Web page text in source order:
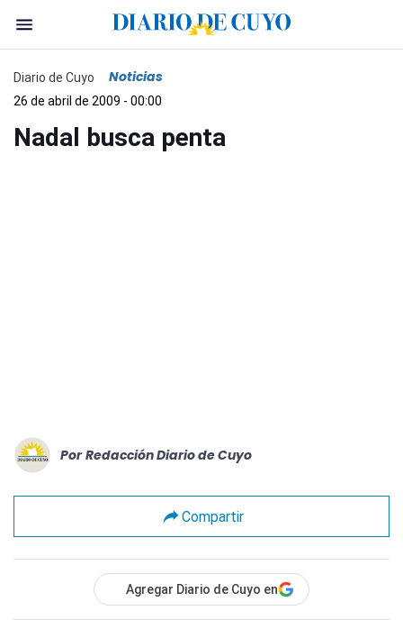
Diario de Cuyo Noticias
26 de abril de 2009 - 00:00
Nadal busca penta
Por Redacción Diario de Cuyo
Compartir
Agregar Diario de Cuyo en